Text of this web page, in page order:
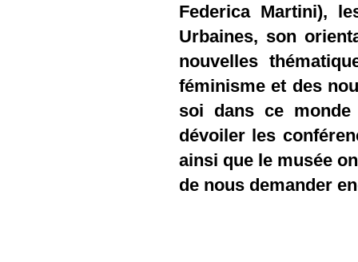
Federica Martini),
Urbaines, son
nouvelles
féminisme et des
soi dans ce
dévoiler les
ainsi que le musée
de nous demander